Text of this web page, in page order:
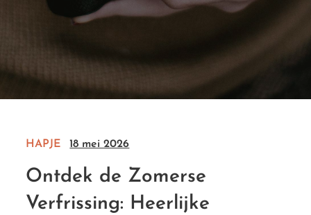
HAPJE 18 mei 2026
Ontdek de Zomerse
Verfrissing: Heerlijke